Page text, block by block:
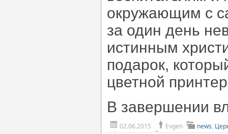
окружающим с
за один день
истинным
подарок,
цветной
В завершении
02.06.2015 Evgen news,